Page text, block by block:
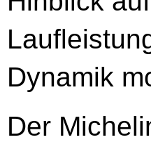
Dynamik
Der